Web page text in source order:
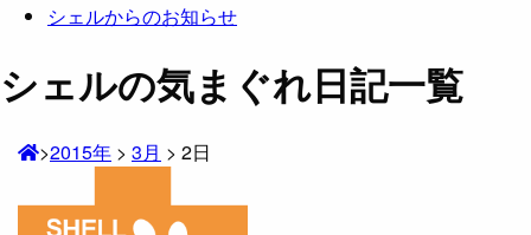
シェルからのお知らせ
シェルの気まぐれ日記一覧
>2015年 > 3月 > 2日